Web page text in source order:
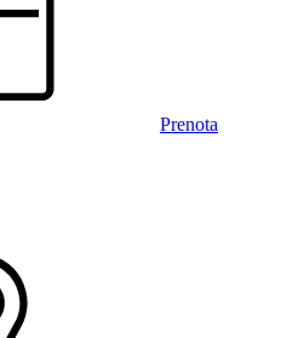
Prenota